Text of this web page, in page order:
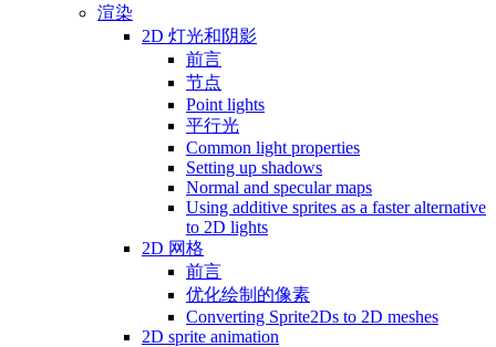
渲染
2D 灯光和阴影
前言
节点
Point lights
平行光
Common light properties
Setting up shadows
Normal and specular maps
Using additive sprites as a faster alternative
to 2D lights
2D 网格
前言
优化绘制的像素
Converting Sprite2Ds to 2D meshes
2D sprite animation